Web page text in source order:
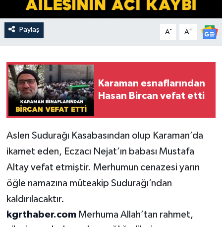
Paylaş A- A+
Karaman esnaflarından
Hasan Bircan vefat etti
Aslen Sudurağı Kasabasından olup Karaman’da
ikamet eden, Eczacı Nejat’ın babası Mustafa
Altay vefat etmiştir. Merhumun cenazesi yarın
öğle namazına müteakip Sudurağı’ndan
kaldırılacaktır.
kgrthaber.comMerhuma Allah’tan rahmet,